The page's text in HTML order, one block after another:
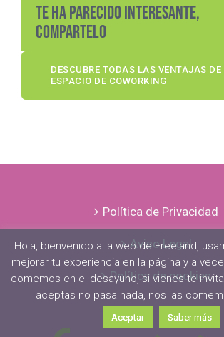
Te ha parecido interesante,
compartelo
DESCUBRE TODAS LAS VENTAJAS DE
ESPACIO DE COWORKING
Política de Privacidad
Aviso Legal
Política de cookies
Hola, bienvenido a la web de Freeland,
mejorar tu experiencia en la página y a
comemos en el desayuno, si vienes te
aceptas no pasa nada, nos las
Aceptar Saber más